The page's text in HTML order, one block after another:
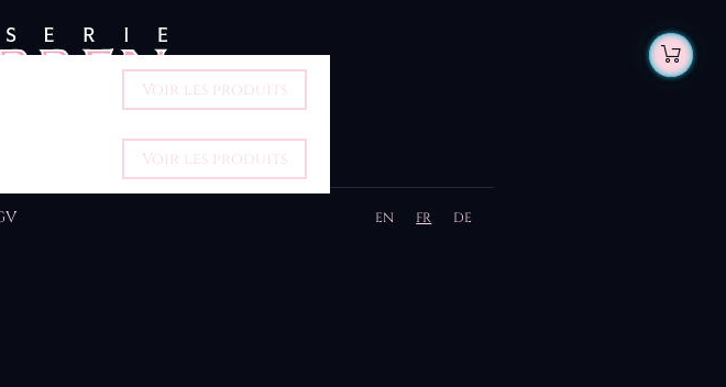
DE
FR
EN
Voir les produits
Voir les produits